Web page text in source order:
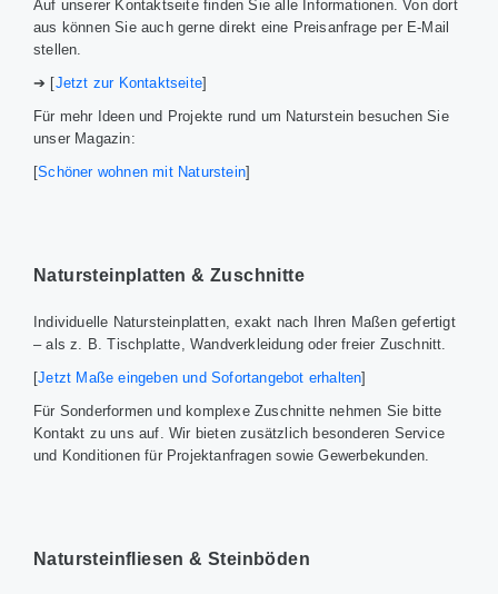
Auf unserer Kontaktseite finden Sie alle Informationen. Von dort
aus können Sie auch gerne direkt eine Preisanfrage per E-Mail
stellen.
➔ [Jetzt zur Kontaktseite]
Für mehr Ideen und Projekte rund um Naturstein besuchen Sie
unser Magazin:
[Schöner wohnen mit Naturstein]
Natursteinplatten & Zuschnitte
Individuelle Natursteinplatten, exakt nach Ihren Maßen gefertigt
– als z. B. Tischplatte, Wandverkleidung oder freier Zuschnitt.
[Jetzt Maße eingeben und Sofortangebot erhalten]
Für Sonderformen und komplexe Zuschnitte nehmen Sie bitte
Kontakt zu uns auf. Wir bieten zusätzlich besonderen Service
und Konditionen für Projektanfragen sowie Gewerbekunden.
Natursteinfliesen & Steinböden